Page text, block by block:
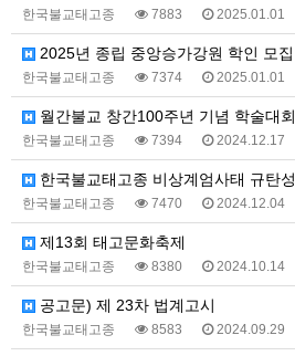
한국불교태고종 7883 2025.01.01
2025년 종립 중앙승가강원 학인 모
한국불교태고종 7374 2025.01.01
월간불교 창간100주년 기념 학술대
한국불교태고종 7394 2024.12.17
한국불교태고종 비상계엄사태 규탄
한국불교태고종 7470 2024.12.04
제13회 태고문화축제
한국불교태고종 8380 2024.10.14
공고문) 제 23차 법계고시
한국불교태고종 8583 2024.09.29